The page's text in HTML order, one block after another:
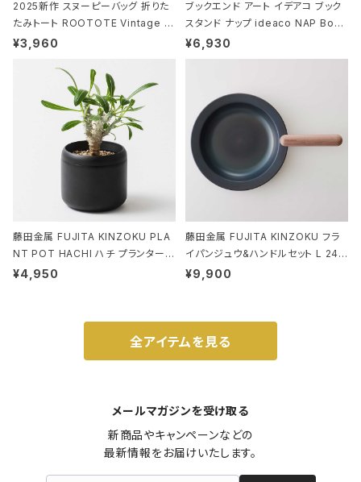
2025新作 スヌーピーバッグ 折りた
たみトート ROOTOTE Vintage P
EANUTS ROO-shopper mid 84
ド.ピーナッツ-0P 3Dグラス
¥3,960
ブックエンド アート イデアコ ブック
スタンド ナップ ideaco NAP Book
stand ブラウン
¥6,930
藤田金属 FUJITA KINZOKU PLA
NT POT HACHI ハチ プランターポ
ット 3号 ブラック
¥4,950
藤田金属 FUJITA KINZOKU フラ
イパンジュウ&ハンドルセット L 24c
m ガス火・IH対応 鉄フライパン ウォ
¥9,900
全アイテムを見る
メールマガジンを受け取る
新商品やキャンペーンなどの
最新情報をお届けいたします。